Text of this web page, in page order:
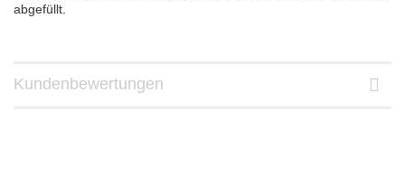
abgefüllt.
Kundenbewertungen